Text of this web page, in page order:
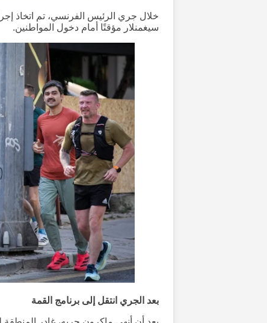
خلال جري الرئيس الفرنسي، تم اتخاذ
سيغمنلار مؤقتًا أمام دخول المواطنين.
بعد الجري انتقل إلى برنامج القمة